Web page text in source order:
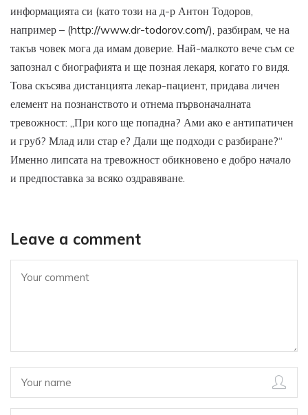
информацията си (като този на д-р Антон Тодоров,
например – (http://www.dr-todorov.com/), разбирам, че на
такъв човек мога да имам доверие. Най-малкото вече съм се
запознал с биографията и ще позная лекаря, когато го видя.
Това скъсява дистанцията лекар-пациент, придава личен
елемент на познанството и отнема първоначалната
тревожност: „При кого ще попадна? Ами ако е антипатичен
и груб? Млад или стар е? Дали ще подходи с разбиране?“
Именно липсата на тревожност обикновено е добро начало
и предпоставка за всяко оздравяване.
Leave a comment